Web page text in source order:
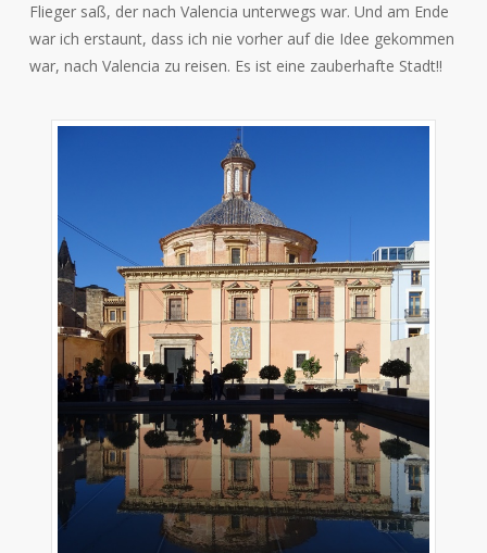
Flieger saß, der nach Valencia unterwegs war. Und am Ende
war ich erstaunt, dass ich nie vorher auf die Idee gekommen
war, nach Valencia zu reisen. Es ist eine zauberhafte Stadt!!